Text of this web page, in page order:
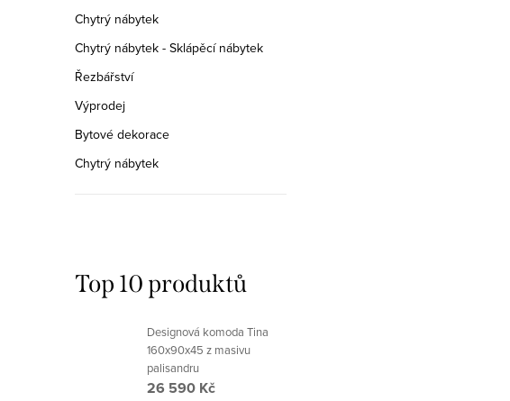
Chytrý nábytek
Chytrý nábytek - Sklápěcí nábytek
Řezbářství
Výprodej
Bytové dekorace
Chytrý nábytek
Top 10 produktů
Designová komoda Tina
160x90x45 z masivu
palisandru
26 590 Kč